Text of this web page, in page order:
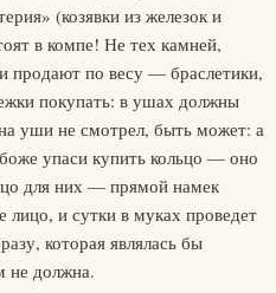
(козявки из железок и
в компе! Не тех камней,
продают по весу — браслетики,
покупать: в ушах должны
уши не смотрел, быть может: а
упаси купить кольцо — оно
для них — прямой намек
лицо, и сутки в муках проведет
которая являлась бы
не должна.